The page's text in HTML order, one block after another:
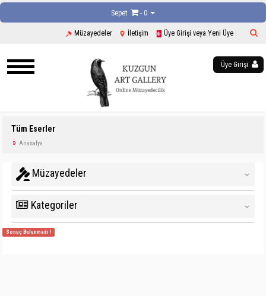
Sepet - 0
Müzayedeler İletişim Üye Girişi veya Yeni Üye
Üye Girişi
Tüm Eserler
Anasafya
Müzayedeler ‹
Kategoriler ‹
Sonuç Bulunmadı !